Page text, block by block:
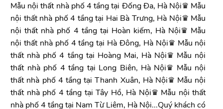
Mẫu nội thất nhà phố 4 tầng tại Đống Đa, Hà Nội♛ Mẫu
nội thất nhà phố 4 tầng tại Hai Bà Trưng, Hà Nội♛ Mẫu
nội thất nhà phố 4 tầng tại Hoàn kiếm, Hà Nội♛ Mẫu
nội thất nhà phố 4 tầng tại Hà Đông, Hà Nội♛ Mẫu nội
thất nhà phố 4 tầng tại Hoàng Mai, Hà Nội♛ Mẫu nội
thất nhà phố 4 tầng tại Long Biên, Hà Nội♛ Mẫu nội
thất nhà phố 4 tầng tại Thanh Xuân, Hà Nội♛ Mẫu nội
thất nhà phố 4 tầng tại Tây Hồ, Hà Nội♛ Mẫu nội thất
nhà phố 4 tầng tại Nam Từ Liêm, Hà Nội...Quý khách có